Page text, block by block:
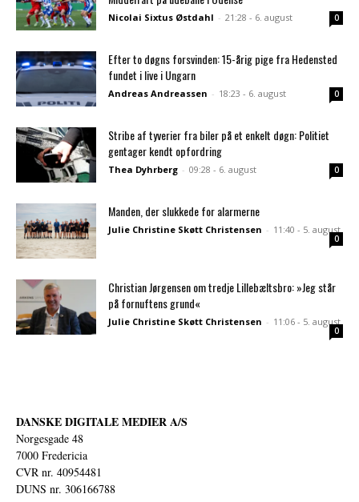
Nicolai Sixtus Østdahl - 21:28 - 6. august 0
Efter to døgns forsvinden: 15-årig pige fra Hedensted
fundet i live i Ungarn
Andreas Andreassen - 18:23 - 6. august 0
Stribe af tyverier fra biler på et enkelt døgn: Politiet
gentager kendt opfordring
Thea Dyhrberg - 09:28 - 6. august 0
Manden, der slukkede for alarmerne
Julie Christine Skøtt Christensen - 11:40 - 5. august
0
Christian Jørgensen om tredje Lillebæltsbro: »Jeg står
på fornuftens grund«
Julie Christine Skøtt Christensen - 11:06 - 5. august
0
DANSKE DIGITALE MEDIER A/S
Norgesgade 48
7000 Fredericia
CVR nr. 40954481
DUNS nr. 306166788